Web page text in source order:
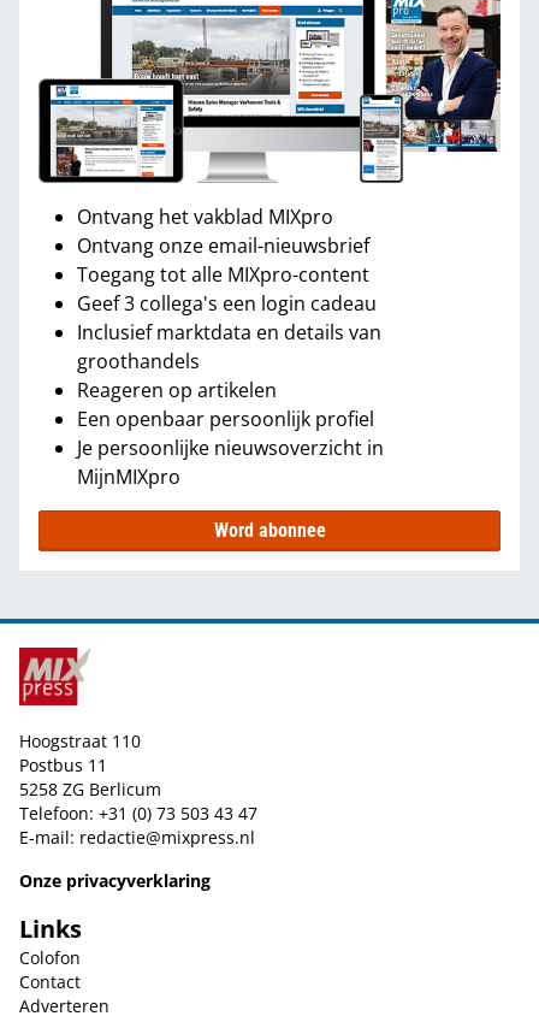
Ontvang het vakblad MIXpro
Ontvang onze email-nieuwsbrief
Toegang tot alle MIXpro-content
Geef 3 collega's een login cadeau
Inclusief marktdata en details van
groothandels
Reageren op artikelen
Een openbaar persoonlijk profiel
Je persoonlijke nieuwsoverzicht in
MijnMIXpro
Word abonnee
Hoogstraat 110
Postbus 11
5258 ZG Berlicum
Telefoon: +31 (0) 73 503 43 47
E-mail: redactie@mixpress.nl
Onze privacyverklaring
Links
Colofon
Contact
Adverteren